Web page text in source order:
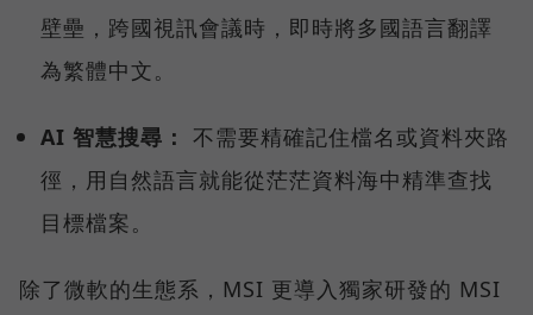
壁壘，跨國視訊會議時，即時將多國語言翻譯
為繁體中文。
AI 智慧搜尋： 不需要精確記住檔名或資料夾路
徑，用自然語言就能從茫茫資料海中精準查找
目標檔案。
除了微軟的生態系，MSI 更導入獨家研發的 MSI